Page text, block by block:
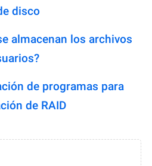
disco
almacenan los archivos
de programas para
de RAID